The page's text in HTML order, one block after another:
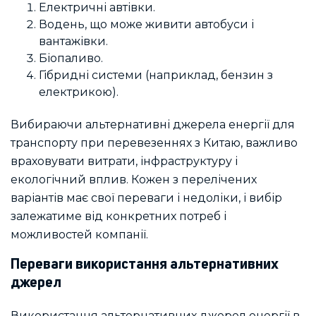
Електричні автівки.
Водень, що може живити автобуси і
вантажівки.
Біопаливо.
Гібридні системи (наприклад, бензин з
електрикою).
Вибираючи альтернативні джерела енергії для
транспорту при перевезеннях з Китаю, важливо
враховувати витрати, інфраструктуру і
екологічний вплив. Кожен з перелічених
варіантів має свої переваги і недоліки, і вибір
залежатиме від конкретних потреб і
можливостей компанії.
Переваги використання альтернативних
джерел